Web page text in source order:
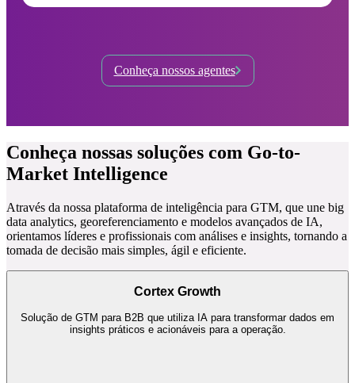
Conheça nossos agentes
Conheça nossas soluções com Go-to-
Market Intelligence
Através da nossa plataforma de inteligência para GTM, que une big
data analytics, georeferenciamento e modelos avançados de IA,
orientamos líderes e profissionais com análises e insights, tornando a
tomada de decisão mais simples, ágil e eficiente.
Cortex Growth
Solução de GTM para B2B que utiliza IA para transformar dados em
insights práticos e acionáveis para a operação.